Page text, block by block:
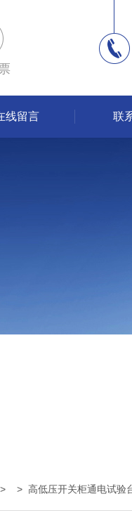
线留言 联
> > 高低压开关柜通电试验